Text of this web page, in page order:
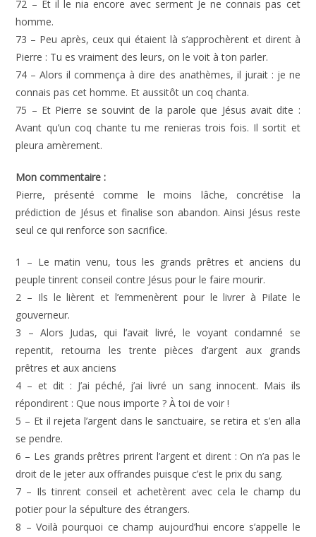
72 – Et il le nia encore avec serment Je ne connais pas cet
homme.
73 – Peu après, ceux qui étaient là s’approchèrent et dirent à
Pierre : Tu es vraiment des leurs, on le voit à ton parler.
74 – Alors il commença à dire des anathèmes, il jurait : je ne
connais pas cet homme. Et aussitôt un coq chanta.
75 – Et Pierre se souvint de la parole que Jésus avait dite :
Avant qu’un coq chante tu me renieras trois fois. Il sortit et
pleura amèrement.
Mon commentaire :
Pierre, présenté comme le moins lâche, concrétise la
prédiction de Jésus et finalise son abandon. Ainsi Jésus reste
seul ce qui renforce son sacrifice.
1 – Le matin venu, tous les grands prêtres et anciens du
peuple tinrent conseil contre Jésus pour le faire mourir.
2 – Ils le lièrent et l’emmenèrent pour le livrer à Pilate le
gouverneur.
3 – Alors Judas, qui l’avait livré, le voyant condamné se
repentit, retourna les trente pièces d’argent aux grands
prêtres et aux anciens
4 – et dit : J’ai péché, j’ai livré un sang innocent. Mais ils
répondirent : Que nous importe ? À toi de voir !
5 – Et il rejeta l’argent dans le sanctuaire, se retira et s’en alla
se pendre.
6 – Les grands prêtres prirent l’argent et dirent : On n’a pas le
droit de le jeter aux offrandes puisque c’est le prix du sang.
7 – Ils tinrent conseil et achetèrent avec cela le champ du
potier pour la sépulture des étrangers.
8 – Voilà pourquoi ce champ aujourd’hui encore s’appelle le